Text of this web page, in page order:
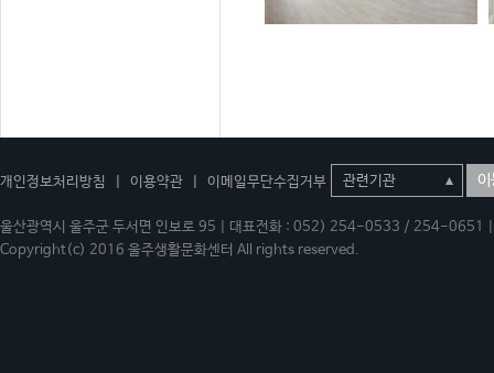
개인정보처리방침 이용약관 이메일무단수집거부 이
울산광역시 울주군 두서면 인보로 95 | 대표전화 : 052) 254-0533 / 254-
Copyright(c) 2016 울주생활문화센터 All rights reserved.